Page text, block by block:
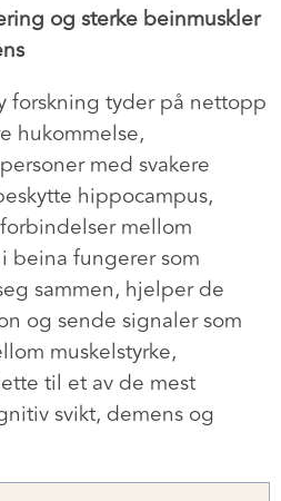
og sterke beinmuskler
forskning tyder på nettopp
hukommelse,
med svakere
hippocampus,
mellom
beina fungerer som
sammen, hjelper de
og sende signaler som
muskelstyrke,
til et av de mest
svikt, demens og